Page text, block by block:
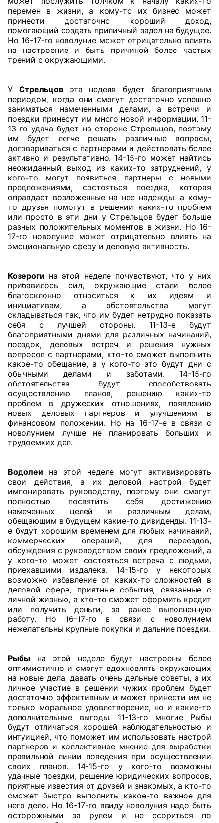
перемен в жизни, а кому-то их бизнес может
принести достаточно хороший доход,
помогающий создать приличный задел на будущее.
Но 16-17-го новолуние может отрицательно влиять
на настроение и быть причиной более частых
трений с окружающими.
УСтрельцов эта неделя будет благоприятным
периодом, когда они смогут достаточно успешно
заниматься намеченными делами, а встречи и
поездки принесут им много новой информации. 11-
13-го удача будет на стороне Стрельцов, поэтому
им будет легче решать различные вопросы,
договариваться с партнерами и действовать более
активно и результативно. 14-15-го может найтись
неожиданный выход из каких-то затруднений, у
кого-то могут появиться партнеры с новыми
предложениями, состояться поездка, которая
оправдает возложенные на нее надежды, а кому-
то друзья помогут в решении каких-то проблем
или просто в эти дни у Стрельцов будет больше
разных положительных моментов в жизни. Но 16-
17-го новолуние может отрицательно влиять на
эмоциональную сферу и деловую активность.
Козероги на этой неделе почувствуют, что у них
прибавилось сил, окружающие стали более
благосклонно относиться к их идеям и
инициативам, а обстоятельства могут
складываться так, что им будет нетрудно показать
себя с лучшей стороны. 11-13-е будут
благоприятными днями для различных начинаний,
поездок, деловых встреч и решения нужных
вопросов с партнерами, кто-то сможет выполнить
какое-то обещание, а у кого-то это будут дни с
обычными делами и заботами. 14-15-го
обстоятельства будут способствовать
осуществлению планов, решению каких-то
проблем в дружеских отношениях, появлению
новых деловых партнеров и улучшениям в
финансовом положении. Но на 16-17-е в связи с
новолунием лучше не планировать больших и
трудоемких дел.
Водолеи на этой неделе могут активизировать
свои действия, а их деловой настрой будет
импонировать руководству, поэтому они смогут
полностью посвятить себя достижению
намеченных целей и различным делам,
обещающим в будущем какие-то дивиденды. 11-13-
е будут хорошим временем для любых начинаний,
коммерческих операций, для переездов,
обсуждения с руководством своих предложений, а
у кого-то может состояться встреча с людьми,
приехавшими издалека. 14-15-го у некоторых
возможно избавление от каких-то сложностей в
деловой сфере, приятные события, связанные с
личной жизнью, а кто-то сможет оформить кредит
или получить деньги, за ранее выполненную
работу. Но 16-17-го в связи с новолунием
нежелательны крупные покупки и дальние поездки.
Рыбы на этой неделе будут настроены более
оптимистично и смогут вдохновлять окружающих
на новые дела, давать очень дельные советы, а их
личное участие в решении чужих проблем будет
достаточно эффективным и может принести им не
только моральное удовлетворение, но и какие-то
дополнительные выгоды. 11-13-го многие Рыбы
будут отличаться хорошей наблюдательностью и
интуицией, что поможет им использовать настрой
партнеров и коллективное мнение для выработки
правильной линии поведения при осуществлении
своих планов. 14-15-го у кого-то возможны
удачные поездки, решение юридических вопросов,
приятные известия от друзей и знакомых, а кто-то
сможет быстро выполнить какое-то важное для
него дело. Но 16-17-го ввиду новолуния надо быть
осторожными за рулем и не ссориться по